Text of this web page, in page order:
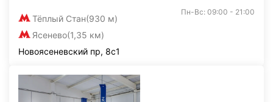
Тёплый Стан(930 м)
Ясенево(1,35 км)
Пн-Вс: 09:00 - 21:00
Новоясеневский пр, 8с1